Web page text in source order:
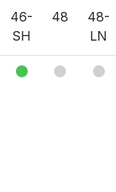
46-
SH
48
48-
LN